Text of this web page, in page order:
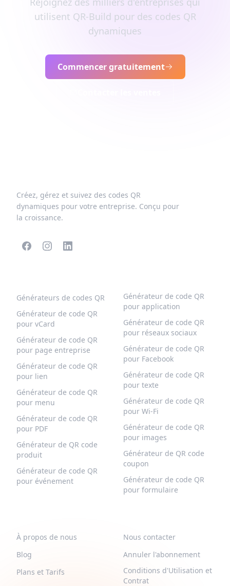
utilisent QR-Build pour des codes QR
dynamiques
Commencer gratuitement
Créez, gérez et suivez des codes QR
dynamiques pour votre entreprise. Conçu pour
la croissance.
Générateurs de codes QR
Générateur de code QR
pour vCard
Générateur de code QR
pour page entreprise
Générateur de code QR
pour lien
Générateur de code QR
pour menu
Générateur de code QR
pour PDF
Générateur de QR code
produit
Générateur de code QR
pour événement
Générateur de code QR
pour application
Générateur de code QR
pour réseaux sociaux
Générateur de code QR
pour Facebook
Générateur de code QR
pour texte
Générateur de code QR
pour Wi-Fi
Générateur de code QR
pour images
Générateur de QR code
coupon
Générateur de code QR
pour formulaire
À propos de nous
Blog
Plans et Tarifs
Nous contacter
Annuler l'abonnement
Conditions d'Utilisation et
Contrat